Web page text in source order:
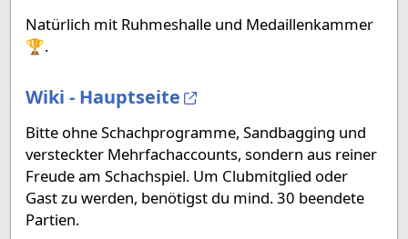
Natürlich mit Ruhmeshalle und Medaillenkammer
🏆.
Wiki - Hauptseite
Bitte ohne Schachprogramme, Sandbagging und
versteckter Mehrfachaccounts, sondern aus reiner
Freude am Schachspiel. Um Clubmitglied oder
Gast zu werden, benötigst du mind. 30 beendete
Partien.